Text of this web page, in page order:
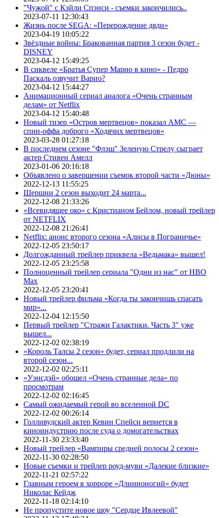
"Чужой" с Кэйли Спэнси - съемки закончились..
2023-07-11 12:30:43
Жизнь после SEGA: «Перерождение дяди»
2023-04-19 10:05:22
Звёздные войны: Бракованная партия 3 сезон будет -
DISNEY
2023-04-12 15:49:25
В сиквеле «Братья Супер Марио в кино» - Педро
Паскаль озвучит Варио?
2023-04-12 15:44:27
Анимационный сериал аналога «Очень странным
делам» от Netflix
2023-04-12 15:40:48
Новый тизер «Остров мертвецов» показал АМС —
спин-оффа доброго «Ходячих мертвецов»
2023-03-28 01:27:18
В последнем сезоне "Флэш" Зеленую Стрелу сыграет
актер Стивен Амелл
2023-01-06 20:16:18
Объявлено о завершении съемок второй части «Дюны»
2022-12-13 11:55:25
Шершни 2 сезон выходит 24 марта...
2022-12-08 21:33:26
«Всевидящее око» с Кристианом Бейлом, новый трейлер
от NETFLIX
2022-12-08 21:26:41
Netflix: анонс второго сезона «Алисы в Пограничье»
2022-12-05 23:50:17
Долгожданный трейлер приквела «Ведьмака» вышел!
2022-12-05 23:25:58
Полноценный трейлер сериала "Одни из нас" от HBO
Max
2022-12-05 23:20:41
Новый трейлер фильма «Когда ты закончишь спасать
мир»...
2022-12-04 12:15:50
Первый трейлер "Стражи Галактики. Часть 3" уже
вышел...
2022-12-02 02:38:19
«Король Талсы 2 сезон» будет, сериал продлили на
второй сезон...
2022-12-02 02:25:11
«Уэнсдэй» обошел «Очень странные дела» по
просмотрам
2022-12-02 02:16:45
Самый ожидаемый герой во вселенной DC
2022-12-02 00:26:14
Голливудский актер Кевин Спейси вернется в
киноиндустрию после суда о домогательствах
2022-11-30 23:33:40
Новый трейлер «Вампиры средней полосы 2 сезон»
2022-11-30 02:28:50
Новые съемки и трейлер роуд-муви «Далекие близкие»
2022-11-21 02:57:22
Главным героем в хорроре «Длинноногий» будет
Николас Кейдж
2022-11-18 02:14:10
Не пропустите новое шоу "Сердце Ивлеевой"